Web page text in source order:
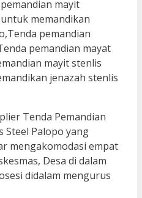
Tenda Pemandian
Steel Palopo yang
mengakomodasi empat
Desa di dalam
didalam mengurus